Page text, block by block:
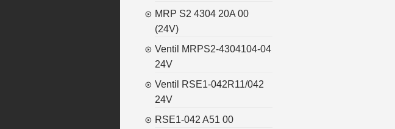
MRP S2 4304 20A 00
(24V)
Ventil MRPS2-4304104-04
24V
Ventil RSE1-042R11/042
24V
RSE1-042 A51 00